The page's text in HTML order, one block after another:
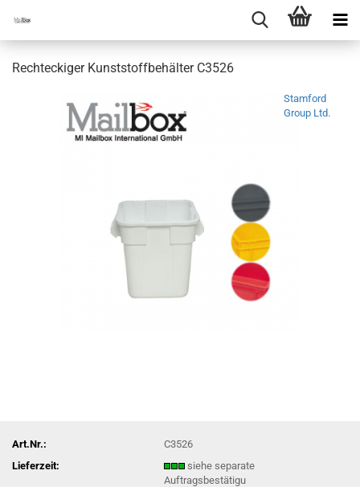
Rechteckiger Kunststoffbehälter C3526
Stamford
Group Ltd.
Art.Nr.:
C3526
Lieferzeit:
siehe separate
Auftragsbestätigu